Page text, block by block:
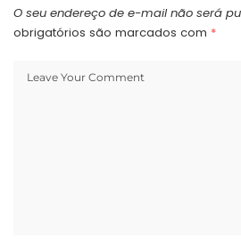
O seu endereço de e-mail não será
obrigatórios são marcados com *